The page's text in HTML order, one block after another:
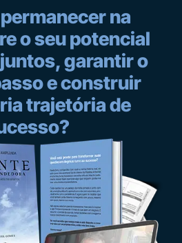
na
o seu potencial
garantir o
e construir
trajetória de